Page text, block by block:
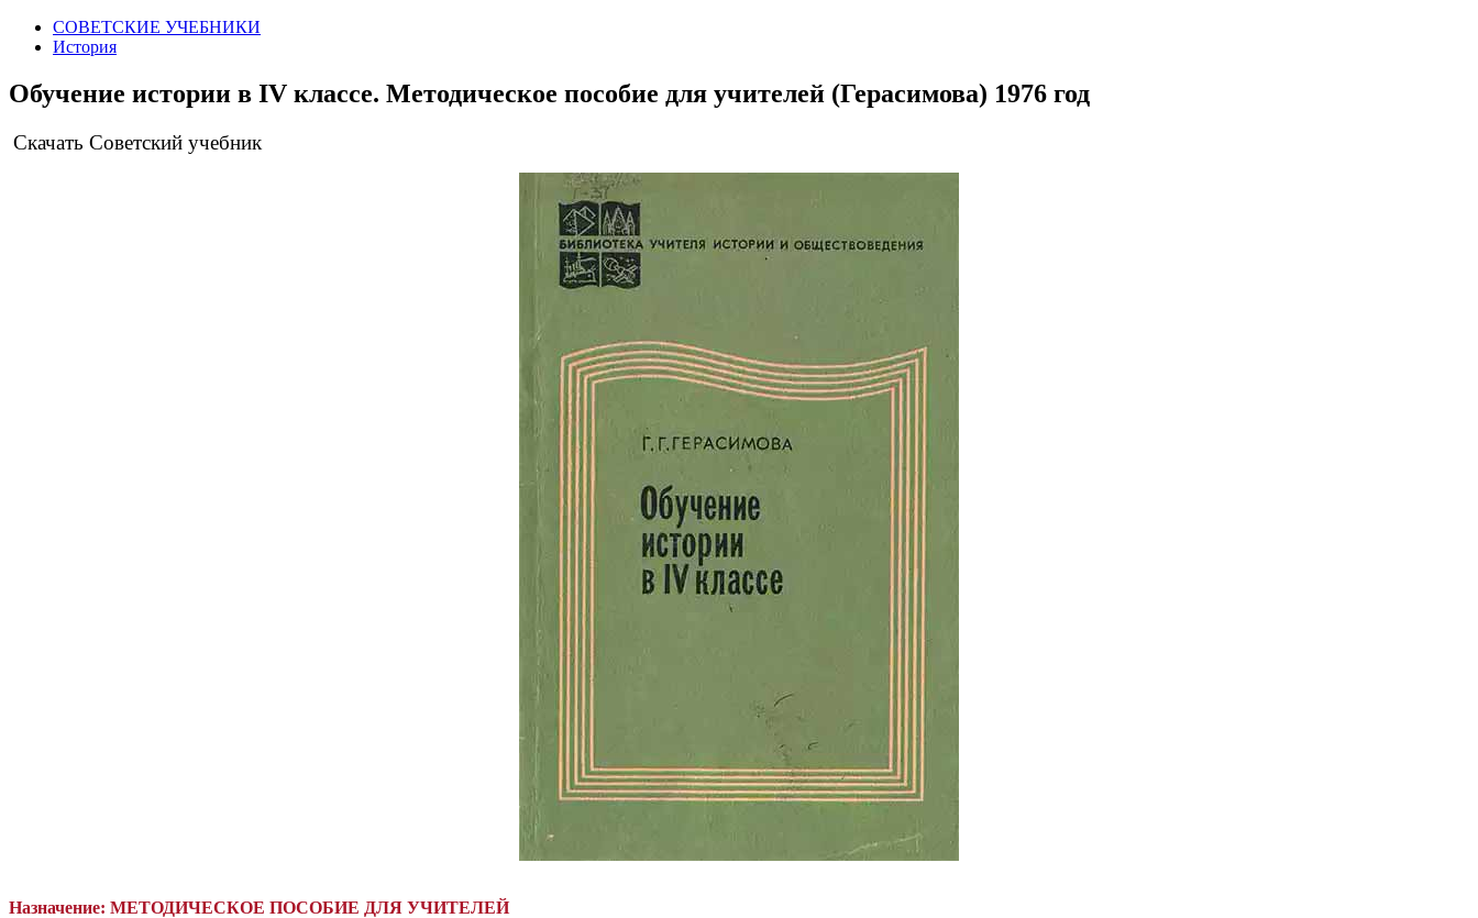
СОВЕТСКИЕ УЧЕБНИКИ
История
Обучение истории в IV классе. Методическое пособие для учителей (Герасимова) 1976 год
Скачать Советский учебник
Назначение: МЕТОДИЧЕСКОЕ ПОСОБИЕ ДЛЯ УЧИТЕЛЕЙ